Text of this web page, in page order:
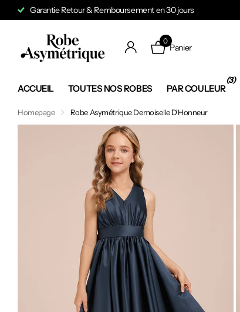
Garantie Retour & Remboursement en 30 jours
0
Panier
ACCUEIL TOUTES NOS ROBES PAR COULEUR
(3)
Homepage Robe Asymétrique Demoiselle D'Honneur